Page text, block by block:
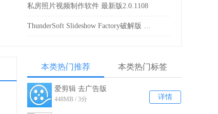
私房照片视频制作软件 最新版2.0.1108
ThunderSoft Slideshow Factory破解版 V4.4.0
本类热门推荐 本类热门标签
详情
爱剪辑 去广告版
v3.0.0.2000
448MB / 3分